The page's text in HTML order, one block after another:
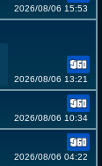
2026/08/06 15:53
2026/08/06 13:21
2026/08/06 10:34
2026/08/06 04:22